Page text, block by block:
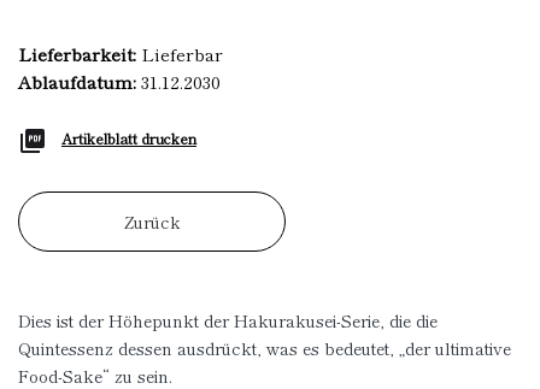
Lieferbarkeit: Lieferbar
Ablaufdatum:31.12.2030
Artikelblatt drucken
Zurück
Dies ist der Höhepunkt der Hakurakusei-Serie, die die
Quintessenz dessen ausdrückt, was es bedeutet, „der ultimative
Food-Sake“ zu sein.